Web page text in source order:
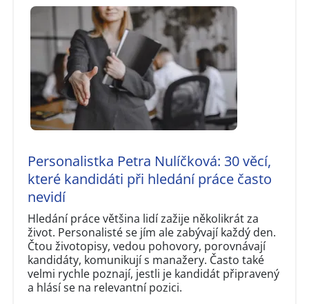
Personalistka Petra Nulíčková: 30 věcí,
které kandidáti při hledání práce často
nevidí
Hledání práce většina lidí zažije několikrát za
život. Personalisté se jím ale zabývají každý den.
Čtou životopisy, vedou pohovory, porovnávají
kandidáty, komunikují s manažery. Často také
velmi rychle poznají, jestli je kandidát připravený
a hlásí se na relevantní pozici.